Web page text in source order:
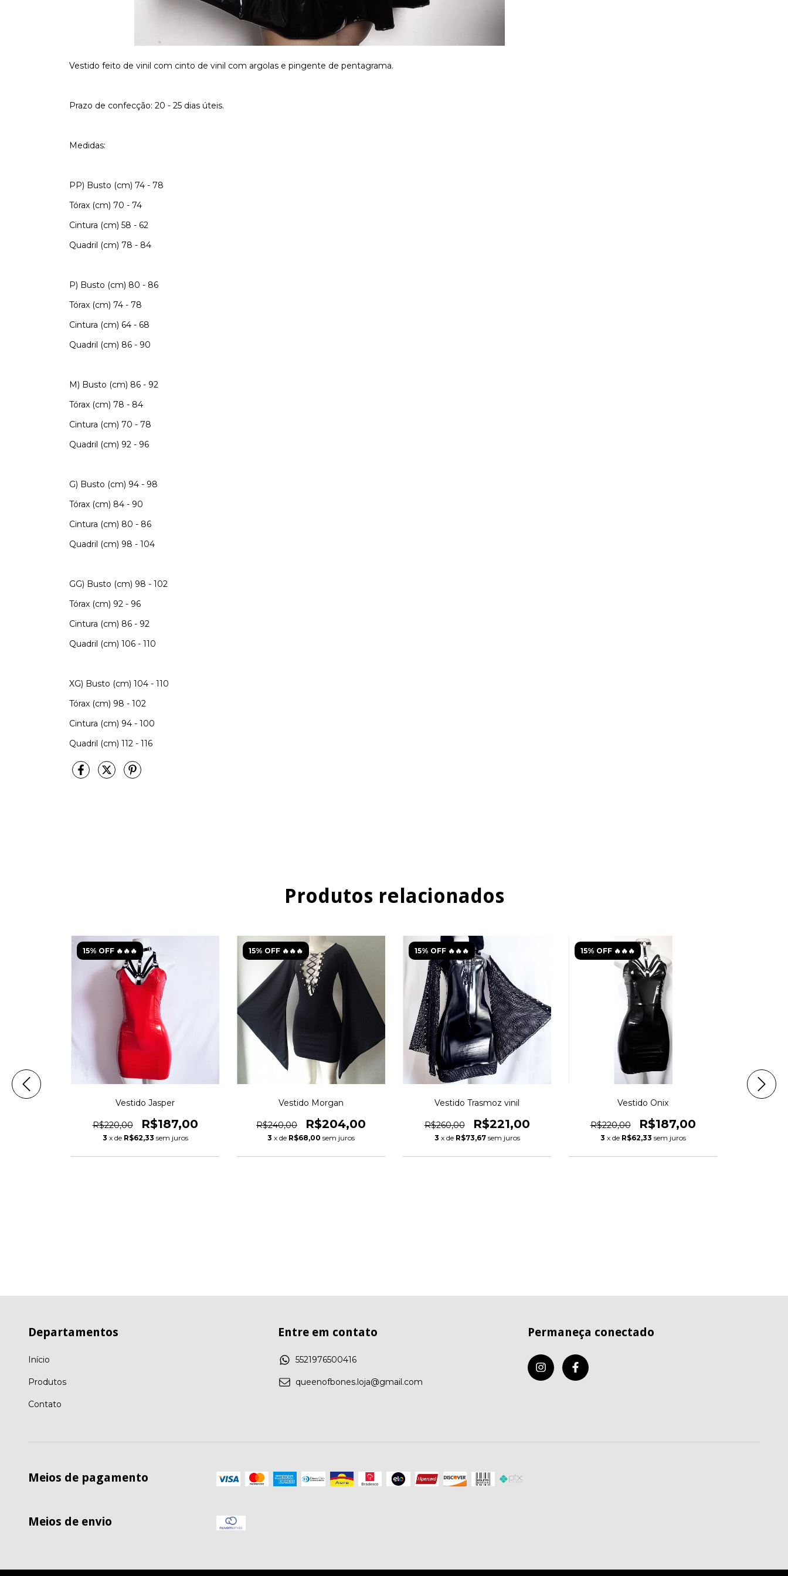
Vestido feito de vinil com cinto de vinil com argolas e pingente de pentagrama.
Prazo de confecção: 20 - 25 dias úteis.
Medidas:
PP) Busto (cm) 74 - 78
Tórax (cm) 70 - 74
Cintura (cm) 58 - 62
Quadril (cm) 78 - 84
P) Busto (cm) 80 - 86
Tórax (cm) 74 - 78
Cintura (cm) 64 - 68
Quadril (cm) 86 - 90
M) Busto (cm) 86 - 92
Tórax (cm) 78 - 84
Cintura (cm) 70 - 78
Quadril (cm) 92 - 96
G) Busto (cm) 94 - 98
Tórax (cm) 84 - 90
Cintura (cm) 80 - 86
Quadril (cm) 98 - 104
GG) Busto (cm) 98 - 102
Tórax (cm) 92 - 96
Cintura (cm) 86 - 92
Quadril (cm) 106 - 110
XG) Busto (cm) 104 - 110
Tórax (cm) 98 - 102
Cintura (cm) 94 - 100
Quadril (cm) 112 - 116
Produtos relacionados
15% OFF 🔥🔥🔥
Vestido Jasper
R$220,00 R$187,00
3 x de R$62,33 sem juros
15% OFF 🔥🔥🔥
Vestido Morgan
R$240,00 R$204,00
3 x de R$68,00 sem juros
15% OFF 🔥🔥🔥
Vestido Trasmoz vinil
R$260,00 R$221,00
3 x de R$73,67 sem juros
15% OFF 🔥🔥🔥
Vestido Onix
R$220,00 R$187,00
3 x de R$62,33 sem juros
Departamentos
Início
Produtos
Contato
Entre em contato
5521976500416
queenofbones.loja@gmail.com
Permaneça conectado
Meios de pagamento
Meios de envio